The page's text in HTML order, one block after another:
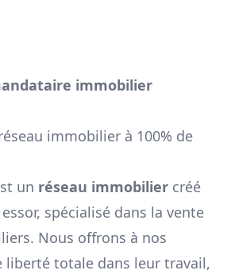
immobilier
immobilier à 100% de
un réseau immobilier créé
spécialisé dans la vente
Nous offrons à nos
liberté totale dans leur travail,